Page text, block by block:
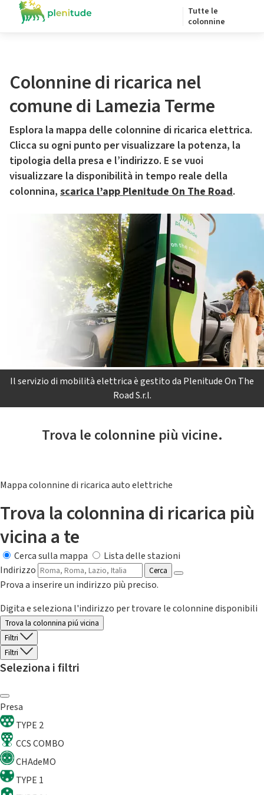
Tutte le
colonnine
Colonnine di ricarica nel
comune di Lamezia Terme
Esplora la mappa delle colonnine di ricarica elettrica.
Clicca su ogni punto per visualizzare la potenza, la
tipologia della presa e l’indirizzo. E se vuoi
visualizzare la disponibilità in tempo reale della
colonnina, scarica l’app Plenitude On The Road.
Il servizio di mobilità elettrica è gestito da Plenitude On The
Road S.r.l.
Trova le colonnine più vicine.
Mappa colonnine di ricarica auto elettriche
Trova la colonnina di ricarica più
vicina a te
Cerca sulla mappa
Lista delle stazioni
Indirizzo
Cerca
Prova a inserire un indirizzo più preciso.
Digita e seleziona l'indirizzo per trovare le colonnine disponibili
Trova la colonnina piú vicina
Filtri
Filtri
Seleziona i filtri
Presa
TYPE 2
CCS COMBO
CHAdeMO
TYPE 1